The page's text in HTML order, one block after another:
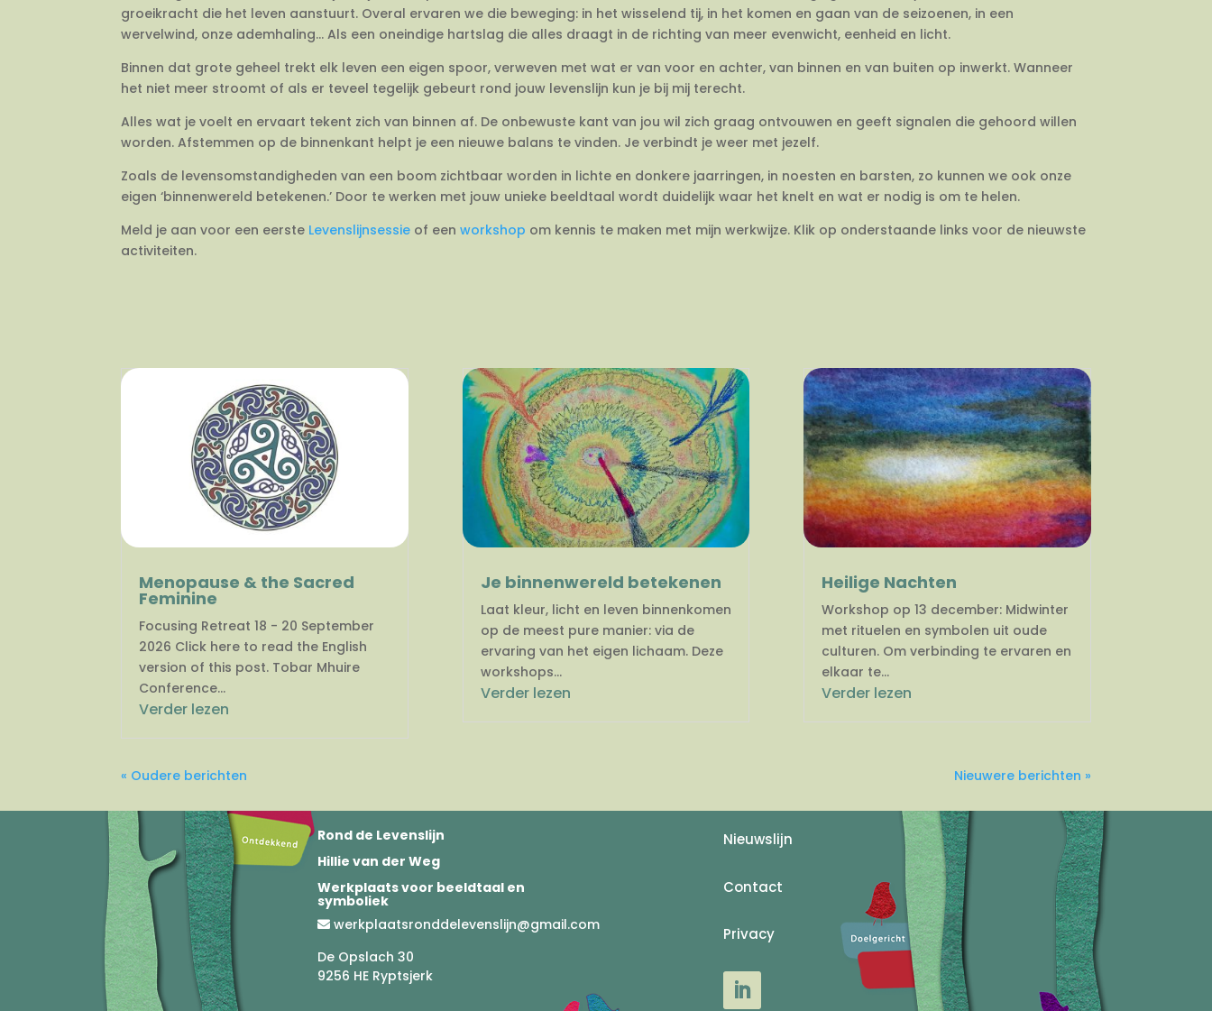
groeikracht die het leven aanstuurt. Overal ervaren we die beweging: in het wisselend tij, in het komen en gaan van de seizoenen, in een
wervelwind, onze ademhaling… Als een oneindige hartslag die alles draagt in de richting van meer evenwicht, eenheid en licht.
Binnen dat grote geheel trekt elk leven een eigen spoor, verweven met wat er van voor en achter, van binnen en van buiten op inwerkt. Wanneer
het niet meer stroomt of als er teveel tegelijk gebeurt rond jouw levenslijn kun je bij mij terecht.
Alles wat je voelt en ervaart tekent zich van binnen af. De onbewuste kant van jou wil zich graag ontvouwen en geeft signalen die gehoord willen
worden. Afstemmen op de binnenkant helpt je een nieuwe balans te vinden. Je verbindt je weer met jezelf.
Zoals de levensomstandigheden van een boom zichtbaar worden in lichte en donkere jaarringen, in noesten en barsten, zo kunnen we ook onze
eigen ‘binnenwereld betekenen.’ Door te werken met jouw unieke beeldtaal wordt duidelijk waar het knelt en wat er nodig is om te helen.
Meld je aan voor een eerste Levenslijnsessie of eenworkshop om kennis te maken met mijn werkwijze. Klik op onderstaande links voor de nieuwste
activiteiten.
Menopause & the Sacred
Feminine
Focusing Retreat 18 - 20 September
2026 Click here to read the English
version of this post. Tobar Mhuire
Conference...
Verder lezen
Je binnenwereld betekenen
Laat kleur, licht en leven binnenkomen
op de meest pure manier: via de
ervaring van het eigen lichaam. Deze
workshops...
Verder lezen
Heilige Nachten
Workshop op 13 december: Midwinter
met rituelen en symbolen uit oude
culturen. Om verbinding te ervaren en
elkaar te...
Verder lezen
« Oudere berichten Nieuwere berichten »
Rond de Levenslijn
Hillie van der Weg
Werkplaats voor beeldtaal en
symboliek
werkplaatsronddelevenslijn@gmail.com
De Opslach 30
9256 HE Ryptsjerk
Nieuwslijn
Contact
Privacy